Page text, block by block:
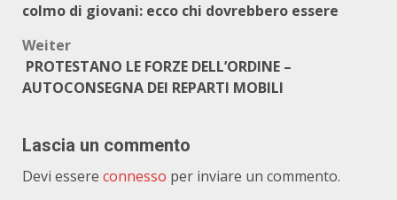
colmo di giovani: ecco chi dovrebbero essere
Weiter
PROTESTANO LE FORZE DELL’ORDINE –
AUTOCONSEGNA DEI REPARTI MOBILI
Lascia un commento
Devi essere connesso per inviare un commento.